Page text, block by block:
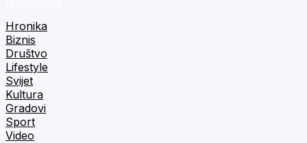
Hronika
Biznis
Društvo
Lifestyle
Svijet
Kultura
Gradovi
Sport
Video